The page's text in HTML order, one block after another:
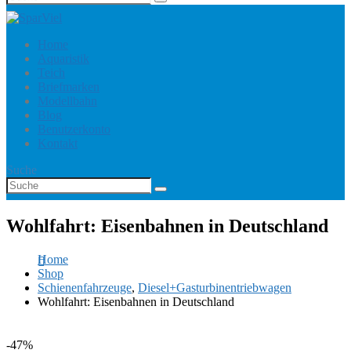
Home
Aquaristik
Teich
Briefmarken
Modellbahn
Blog
Benutzerkonto
Kontakt
Suche
Wohlfahrt: Eisenbahnen in Deutschland
Home
Shop
Schienenfahrzeuge, Diesel+Gasturbinentriebwagen
Wohlfahrt: Eisenbahnen in Deutschland
-47%